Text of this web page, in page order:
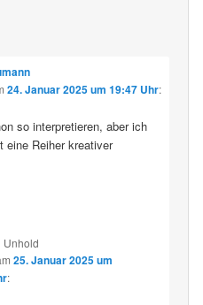
24. Januar 2025 um 19:47 Uhr:
so interpretieren, aber ich
eine Reiher kreativer
Unhold
25. Januar 2025 um
: